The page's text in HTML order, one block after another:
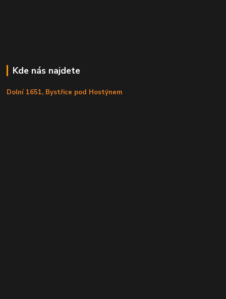
Kde nás najdete
Dolní 1651, Bystřice pod Hostýnem